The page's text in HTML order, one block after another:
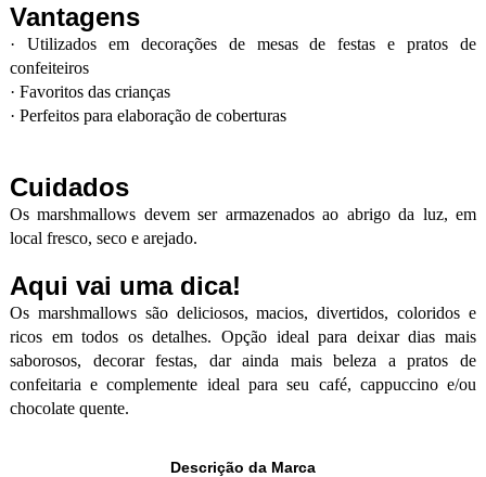
Vantagens
· Utilizados em decorações de mesas de festas e pratos de
confeiteiros
· Favoritos das crianças
· Perfeitos para elaboração de coberturas
Cuidados
Os marshmallows devem ser armazenados ao abrigo da luz, em
local fresco, seco e arejado.
Aqui vai uma dica!
Os marshmallows são deliciosos, macios, divertidos, coloridos e
ricos em todos os detalhes. Opção ideal para deixar dias mais
saborosos, decorar festas, dar ainda mais beleza a pratos de
confeitaria e complemente ideal para seu café, cappuccino e/ou
chocolate quente.
Descrição da Marca